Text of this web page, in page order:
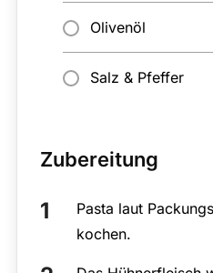
Olivenöl
Salz & Pfeffer
Zubereitung
Pasta laut
kochen.